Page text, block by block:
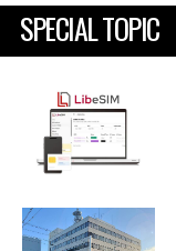
SPECIAL TOPIC